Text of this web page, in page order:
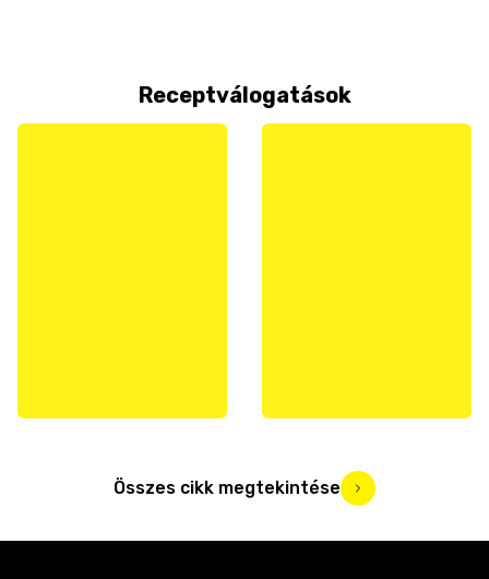
Receptválogatások
Összes cikk megtekintése